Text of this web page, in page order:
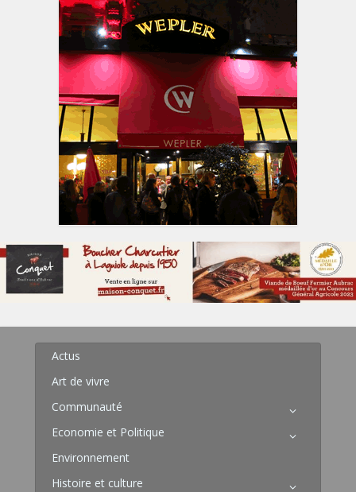
Actus
Art de vivre
Communauté
Economie et Politique
Environnement
Histoire et culture